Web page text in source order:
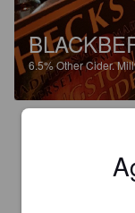
6.5%Other Cider.